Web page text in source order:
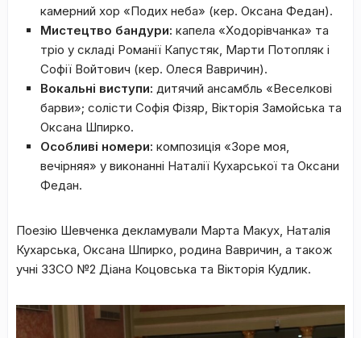
камерний хор «Подих неба» (кер. Оксана Федан).
Мистецтво бандури: капела «Ходорівчанка» та
тріо у складі Романії Капустяк, Марти Потопляк і
Софії Войтович (кер. Олеся Вавричин).
Вокальні виступи: дитячий ансамбль «Веселкові
барви»; солісти Софія Фізяр, Вікторія Замойська та
Оксана Шпирко.
Особливі номери: композиція «Зоре моя,
вечірняя» у виконанні Наталії Кухарської та Оксани
Федан.
Поезію Шевченка декламували Марта Макух, Наталія
Кухарська, Оксана Шпирко, родина Вавричин, а також
учні ЗЗСО №2 Діана Коцовська та Вікторія Кудлик.